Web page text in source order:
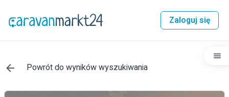
Zaloguj się
Powrót do wyników wyszukiwania